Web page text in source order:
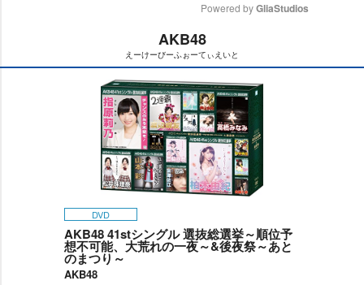
t
e
Powered by GliaStudios
AKB48
えーけーびーふぉーてぃえいと
DVD
AKB48 41stシングル 選抜総選挙～順位予
想不可能、大荒れの一夜～&後夜祭～あと
のまつり～
AKB48